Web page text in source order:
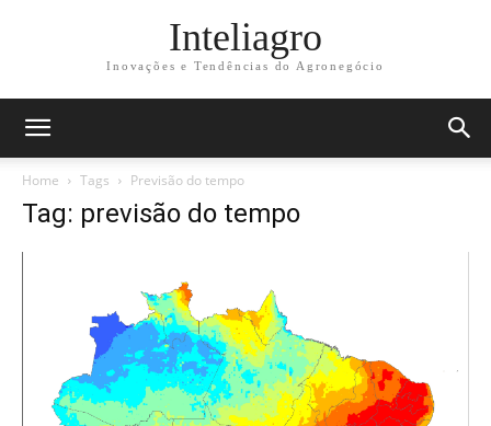
Inteliagro
Inovações e Tendências do Agronegócio
Home Tags Previsão do tempo
Tag: previsão do tempo